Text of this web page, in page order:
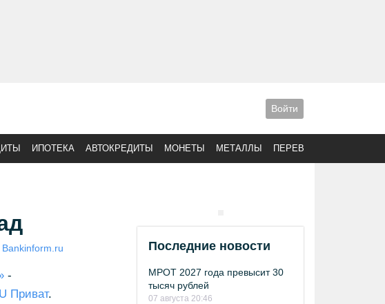
Войти
ИПОТЕКА АВТОКРЕДИТЫ МОНЕТЫ МЕТАЛЛЫ ПЕРЕВОДЫ
-
Приват.
Последние новости
МРОТ 2027 года превысит 30
тысяч рублей
07 августа 20:46